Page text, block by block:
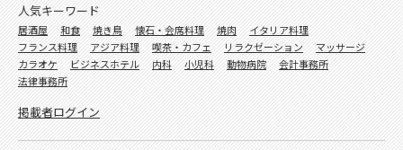
人気キーワード
居酒屋 和食 焼き鳥 懐石・会席料理 焼肉
イタリア料理
フランス料理
アジア料理 喫茶・カフェ リラクゼーション
マッサージ
カラオケ
ビジネスホテル 内科 小児科 動物病院
会計事務所
法律事務所
掲載者ログイン